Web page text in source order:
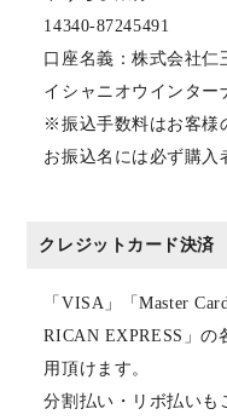
14340-87245491
口座名義：株式会社
イシャニオウインター
※振込手数料はお客様
お振込名には必ず購入
クレジットカード決済
「VISA」「Master
RICAN EXPRESS」の
用頂けます。
分割払い・リボ払いも